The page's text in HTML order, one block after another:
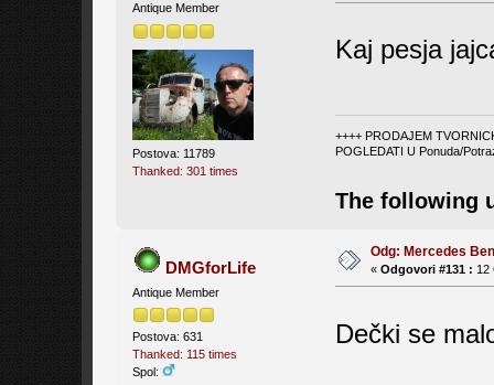
Antique Member
Postova: 11789
Thanked: 301 times
Kaj pesja
++++ PRODAJEM
POGLEDATI U Ponuda/
The following
DMGforLife
Antique Member
Postova: 631
Thanked: 115 times
Spol:
Odg: Mercedes
«Odgovori #131 : 12
Dečki se